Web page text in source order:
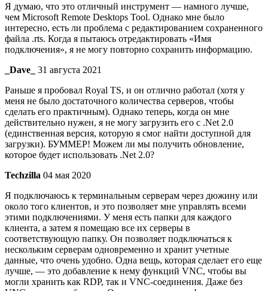
Я думаю, что это отличный инструмент — намного лучше,
чем Microsoft Remote Desktops Tool. Однако мне было
интересно, есть ли проблема с редактированием сохраненного
файла .rts. Когда я пытаюсь отредактировать «Имя
подключения», я не могу повторно сохранить информацию.
_Dave_
31 августа 2021
Раньше я пробовал Royal TS, и он отлично работал (хотя у
меня не было достаточного количества серверов, чтобы
сделать его практичным). Однако теперь, когда он мне
действительно нужен, я не могу загрузить его с .Net 2.0
(единственная версия, которую я смог найти доступной для
загрузки). БУММЕР! Можем ли мы получить обновление,
которое будет использовать .Net 2.0?
Techzilla 04 мая 2020
Я подключаюсь к терминальным серверам через дюжину или
около того клиентов, и это позволяет мне управлять всеми
этими подключениями. У меня есть папки для каждого
клиента, а затем я помещаю все их серверы в
соответствующую папку. Он позволяет подключаться к
нескольким серверам одновременно и хранит учетные
данные, что очень удобно. Одна вещь, которая сделает его еще
лучше, — это добавление к нему функций VNC, чтобы вы
могли хранить как RDP, так и VNC-соединения. Даже без